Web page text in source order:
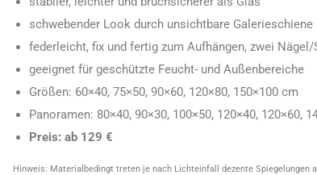
schwebender Look durch unsichtbare Galerieschiene
federleicht, fix und fertig zum Aufhängen, zwei Nägel/
geeignet für geschützte Feucht- und Außenbereiche
Größen: 60×40, 75×50, 90×60, 120×80, 150×100 cm
Panoramen: 80×40, 90×30, 100×50, 120×40, 120×60,
Preis: ab 129 €
Hinweis: Materialbedingt treten je nach Lichteinfall dezente Spiegelungen